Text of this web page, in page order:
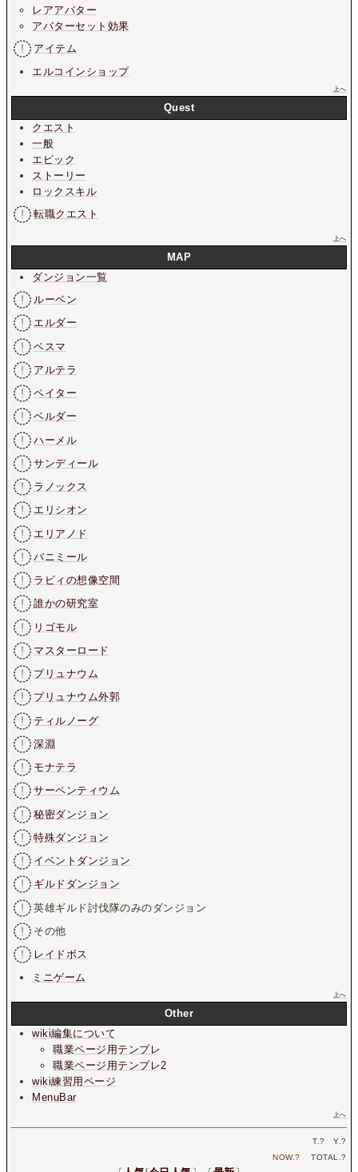
レアアバター
アバターセット効果
アイテム
エルコインショップ
上へ
Quest
クエスト
一般
エピック
ストーリー
ロックスキル
転職クエスト
上へ
MAP
ダンジョン一覧
ルーベン
エルダー
ベスマ
アルテラ
ペイター
ベルダー
ハーメル
サンディール
ラノックス
エリシオン
エリアノド
バニミール
ラビィの想像空間
誰かの研究室
リゴモル
マスターロード
プリュナウム
プリュナウム外郭
ティルノーグ
深淵
モナテラ
サーペンティウム
秘密ダンジョン
特殊ダンジョン
イベントダンジョン
ギルドダンジョン
英雄ギルド討伐隊のみのダンジョン
その他
レイドボス
ミニゲーム
上へ
Other
wiki編集について
職業ページ用テンプレ
職業ページ用テンプレ2
wiki練習用ページ
MenuBar
上へ
T.? Y.?
NOW.? TOTAL.?